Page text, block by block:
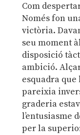
Com
Només fon
victòria.
seu moment
disposició
ambició.
esquadra
pareixia
graderia
l’entusiasme
per la